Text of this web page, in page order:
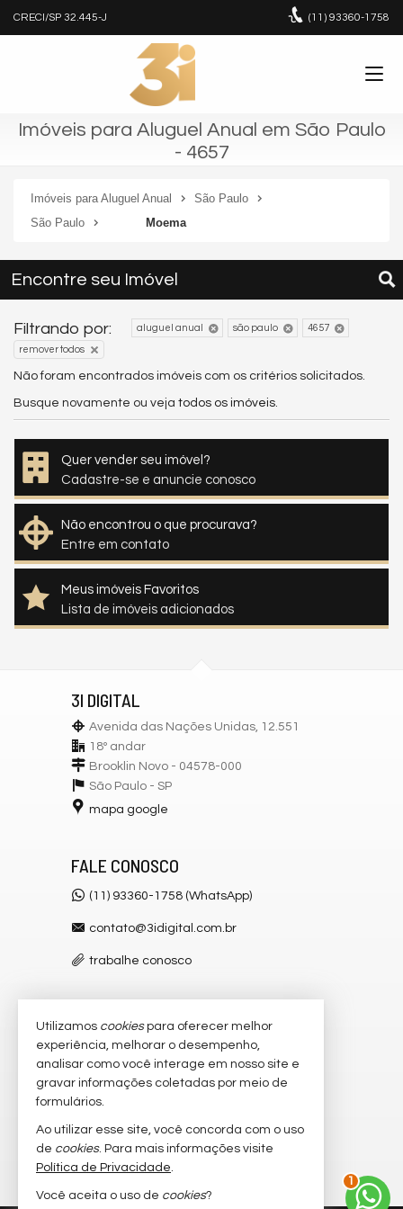
CRECI/SP 32.445-J (11) 93360-1758
Imóveis para Aluguel Anual em São Paulo
- 4657
Imóveis para Aluguel Anual
São Paulo
São Paulo
Moema
Encontre seu Imóvel
Filtrando por: aluguel anual são paulo 4657
remover todos
Não foram encontrados imóveis com os critérios solicitados.
Busque novamente ou veja todos os imóveis.
Quer vender seu imóvel?
Cadastre-se e anuncie conosco
Não encontrou o que procurava?
Entre em contato
Meus imóveis Favoritos
Lista de imóveis adicionados
3I DIGITAL
Avenida das Nações Unidas, 12.551
18º andar
Brooklin Novo - 04578-000
São Paulo - SP
mapa google
FALE CONOSCO
(11) 93360-1758 (WhatsApp)
contato@3idigital.com.br
trabalhe conosco
VEJA MAIS
receba nosso newsletter
imóveis favoritos
mapa de imóveis
1
Utilizamos cookiespara oferecer melhor
experiência, melhorar o desempenho,
analisar como você interage em nosso site e
gravar informações coletadas por meio de
formulários.
Ao utilizar esse site, você concorda com o uso
de cookies. Para mais informações visite
Política de Privacidade.
Você aceita o uso de cookies?